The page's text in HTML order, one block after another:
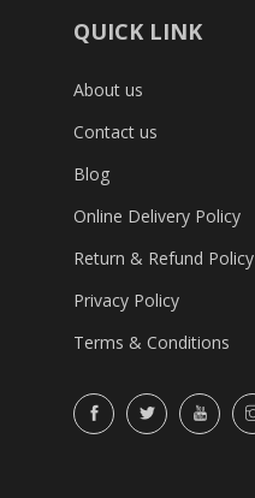
QUICK LINK
About us
Contact us
Blog
Online Delivery Policy
Return & Refund Policy
Privacy Policy
Terms & Conditions